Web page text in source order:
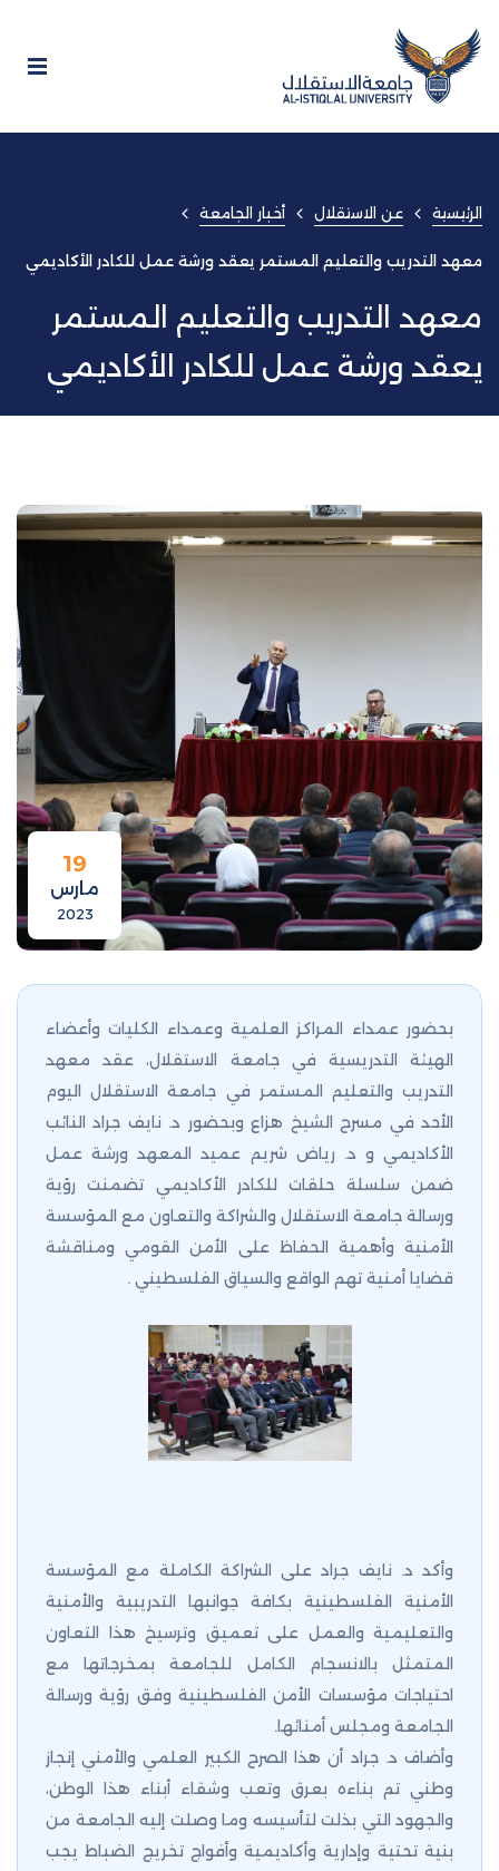
الرئيسية عن الاستقلال أخبار الجامعة
معهد التدريب والتعليم المستمر يعقد ورشة عمل للكادر الأكاديمي
معهد التدريب والتعليم المستمر
يعقد ورشة عمل للكادر الأكاديمي
19
مارس
2023
بحضور عمداء المراكز العلمية وعمداء الكليات وأعضاء
الهيئة التدريسية في جامعة الاستقلال، عقد معهد
التدريب والتعليم المستمر في جامعة الاستقلال اليوم
الأحد في مسرح الشيخ هزاع وبحضور د. نايف جراد النائب
الأكاديمي و د. رياض شريم عميد المعهد ورشة عمل
ضمن سلسلة حلقات للكادر الأكاديمي تضمنت رؤية
ورسالة جامعة الاستقلال والشراكة والتعاون مع المؤسسة
الأمنية وأهمية الحفاظ على الأمن القومي ومناقشة
قضايا أمنية تهم الواقع والسياق الفلسطيني .
وأكد د. نايف جراد على الشراكة الكاملة مع المؤسسة
الأمنية الفلسطينية بكافة جوانبها التدريبية والأمنية
والتعليمية والعمل على تعميق وترسيخ هذا التعاون
المتمثل بالانسجام الكامل للجامعة بمخرجاتها مع
احتياجات مؤسسات الأمن الفلسطينية وفق رؤية ورسالة
الجامعة ومجلس أمنائها.
وأضاف د. جراد أن هذا الصرح الكبير العلمي والأمني إنجاز
وطني تم بناءه بعرق وتعب وشقاء أبناء هذا الوطن،
والجهود التي بذلت لتأسيسه وما وصلت إليه الجامعة من
بنية تحتية وإدارية وأكاديمية وأفواج تخريج الضباط يجب